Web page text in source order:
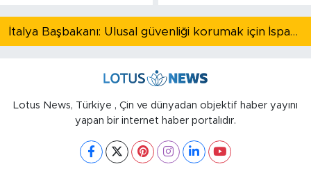
İtalya Başbakanı: Ulusal güvenliği korumak için İspanya ile Schengen kapsamındaki serbest dolaşımı askıya alıyoruz
Lotus News, Türkiye , Çin ve dünyadan objektif haber yayını
yapan bir internet haber portalıdır.